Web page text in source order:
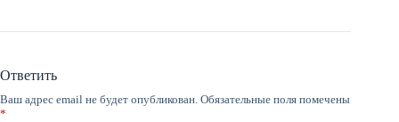
Ответить
Ваш адрес email не будет опубликован. Обязательные поля помечены
*